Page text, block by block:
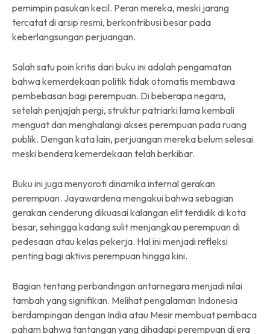
pemimpin pasukan kecil. Peran mereka, meski jarang
tercatat di arsip resmi, berkontribusi besar pada
keberlangsungan perjuangan.
Salah satu poin kritis dari buku ini adalah pengamatan
bahwa kemerdekaan politik tidak otomatis membawa
pembebasan bagi perempuan. Di beberapa negara,
setelah penjajah pergi, struktur patriarki lama kembali
menguat dan menghalangi akses perempuan pada ruang
publik. Dengan kata lain, perjuangan mereka belum selesai
meski bendera kemerdekaan telah berkibar.
Buku ini juga menyoroti dinamika internal gerakan
perempuan. Jayawardena mengakui bahwa sebagian
gerakan cenderung dikuasai kalangan elit terdidik di kota
besar, sehingga kadang sulit menjangkau perempuan di
pedesaan atau kelas pekerja. Hal ini menjadi refleksi
penting bagi aktivis perempuan hingga kini.
Bagian tentang perbandingan antarnegara menjadi nilai
tambah yang signifikan. Melihat pengalaman Indonesia
berdampingan dengan India atau Mesir membuat pembaca
paham bahwa tantangan yang dihadapi perempuan di era